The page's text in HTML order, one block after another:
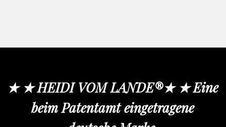
★ ★ HEIDI VOM LANDE®★ ★ Eine
beim Patentamt eingetragene